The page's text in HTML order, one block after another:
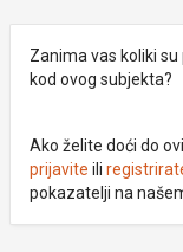
Zanima vas koliki
kod ovog subjekta?
Ako želite doći do
prijavite ili
pokazatelji na